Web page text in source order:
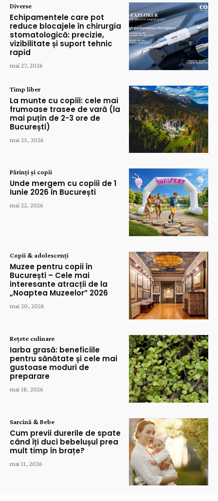
Diverse
Echipamentele care pot
reduce blocajele în chirurgia
stomatologică: precizie,
vizibilitate și suport tehnic
rapid
mai 27, 2026
Timp liber
La munte cu copiii: cele mai
frumoase trasee de vară (la
mai puțin de 2-3 ore de
București)
mai 25, 2026
Părinți și copii
Unde mergem cu copiii de 1
Iunie 2026 în București
mai 22, 2026
Copii & adolescenți
Muzee pentru copii în
București – Cele mai
interesante atracții de la
„Noaptea Muzeelor” 2026
mai 20, 2026
Rețete culinare
Iarba grasă: beneficiile
pentru sănătate și cele mai
gustoase moduri de
preparare
mai 18, 2026
Sarcină & Bebe
Cum previi durerile de spate
când îți duci bebelușul prea
mult timp în brațe?
mai 11, 2026